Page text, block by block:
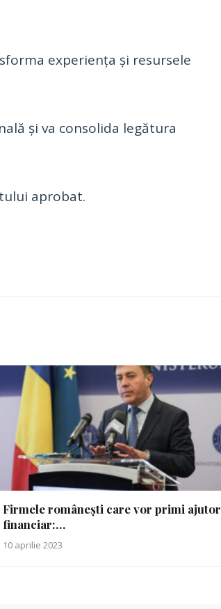
experiența și resursele
și va consolida legătura
aprobat.
Firmele românești care vor primi ajutor
financiar:…
10 aprilie 2023